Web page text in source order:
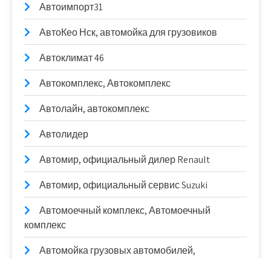
Автоимпорт31
АвтоКео Нск, автомойка для грузовиков
Автоклимат 46
Автокомплекс, Автокомплекс
Автолайн, автокомплекс
Автолидер
Автомир, официальный дилер Renault
Автомир, официальный сервис Suzuki
Автомоечный комплекс, Автомоечный
комплекс
Автомойка грузовых автомобилей,